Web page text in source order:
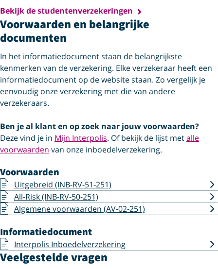
Bekijk de studentenverzekeringen
Voorwaarden en belangrijke
documenten
In het informatiedocument staan de belangrijkste
kenmerken van de verzekering. Elke verzekeraar heeft een
informatiedocument op de website staan. Zo vergelijk je
eenvoudig onze verzekering met die van andere
verzekeraars.
Ben je al klant en op zoek naar jouw voorwaarden?
Deze vind je in Mijn Interpolis. Of bekijk de lijst metalle
voorwaarden van onze inboedelverzekering.
Voorwaarden
Uitgebreid (INB-RV-51-251)
All-Risk (INB-RV-50-251)
Algemene voorwaarden (AV-02-251)
Informatiedocument
Interpolis Inboedelverzekering
Veelgestelde vragen